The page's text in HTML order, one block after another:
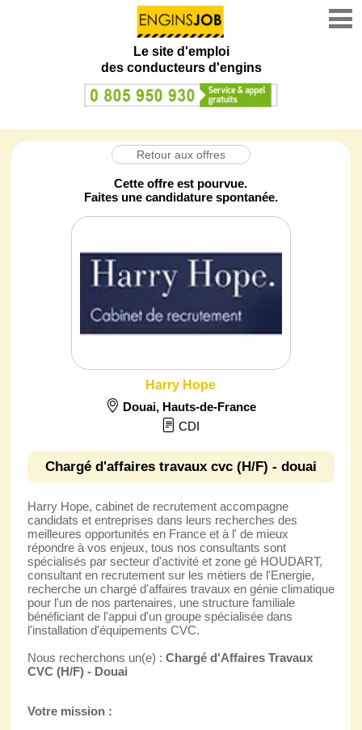
Le site d'emploi
des conducteurs d'engins
Retour aux offres
Cette offre est pourvue.
Faites une candidature spontanée.
Harry Hope
Douai, Hauts-de-France
CDI
Chargé d'affaires travaux cvc (H/F) - douai
Harry Hope, cabinet de recrutement accompagne
candidats et entreprises dans leurs recherches des
meilleures opportunités en France et à l' de mieux
répondre à vos enjeux, tous nos consultants sont
spécialisés par secteur d'activité et zone gé HOUDART,
consultant en recrutement sur les métiers de l'Energie,
recherche un chargé d'affaires travaux en génie climatique
pour l'un de nos partenaires, une structure familiale
bénéficiant de l'appui d'un groupe spécialisée dans
l'installation d'équipements CVC.
Nous recherchons un(e) : Chargé d'Affaires Travaux
CVC (H/F) - Douai
Votre mission :